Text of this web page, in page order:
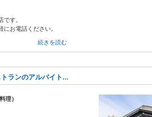
す。
お電話ください。
続きを読む
ランのアルバイト...
理）